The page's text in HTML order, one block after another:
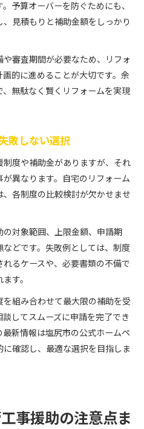
予算オーバーを防ぐためにも、
見積もりと補助金額をしっかり
審査期間が必要なため、リフォ
的に進めることが大切です。余
無駄なく賢くリフォームを実現
敗しない選択
度や補助金がありますが、それ
異なります。自宅のリフォーム
各制度の比較検討が欠かせませ
対象範囲、上限金額、申請期
どです。失敗例としては、制度
るケースや、必要書類の不備で
す。
組み合わせて最大限の補助を受
してスムーズに申請を完了でき
新情報は塩尻市の公式ホームペ
確認し、最適な選択を目指しま
事援助の注意点ま